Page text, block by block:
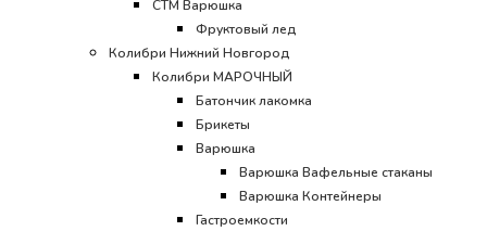
CТМ Варюшка
Фруктовый лед
Колибри Нижний Новгород
Колибри МАРОЧНЫЙ
Батончик лакомка
Брикеты
Варюшка
Варюшка Вафельные стаканы
Варюшка Контейнеры
Гастроемкости